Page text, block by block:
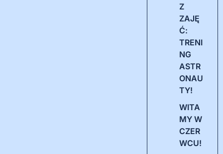
Z
ZAJĘ
Ć:
TRENI
NG
ASTR
ONAU
TY!
WITA
MY W
CZER
WCU!